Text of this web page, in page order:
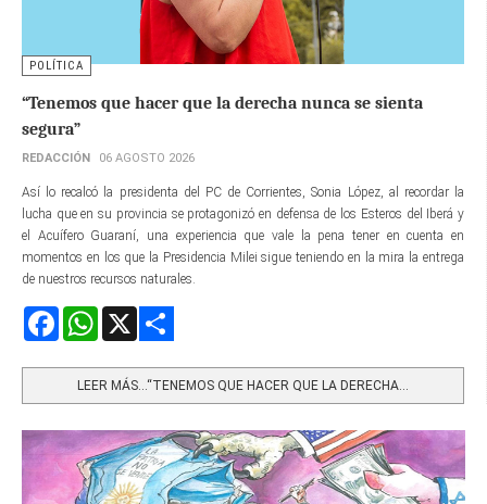
POLÍTICA
“Tenemos que hacer que la derecha nunca se sienta
segura”
REDACCIÓN 06 AGOSTO 2026
Así lo recalcó la presidenta del PC de Corrientes, Sonia López, al recordar la
lucha que en su provincia se protagonizó en defensa de los Esteros del Iberá y
el Acuífero Guaraní, una experiencia que vale la pena tener en cuenta en
momentos en los que la Presidencia Milei sigue teniendo en la mira la entrega
de nuestros recursos naturales.
FacebookWhatsApp
LEER MÁS…“TENEMOS QUE HACER QUE LA DERECHA...